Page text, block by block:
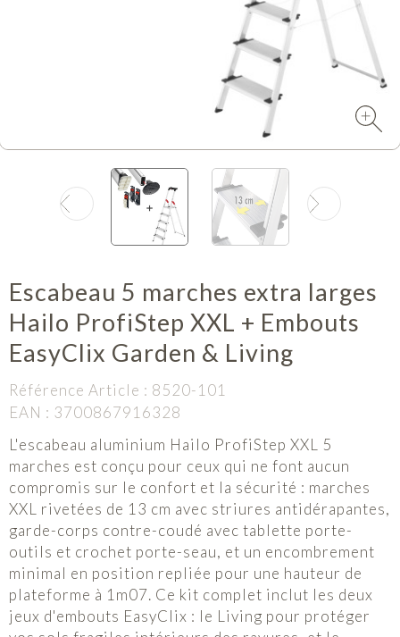
Escabeau 5 marches extra larges
Hailo ProfiStep XXL + Embouts
EasyClix Garden & Living
Référence Article : 8520-101
EAN : 3700867916328
L'escabeau aluminium Hailo ProfiStep XXL 5
marches est conçu pour ceux qui ne font aucun
compromis sur le confort et la sécurité : marches
XXL rivetées de 13 cm avec striures antidérapantes,
garde-corps contre-coudé avec tablette porte-
outils et crochet porte-seau, et un encombrement
minimal en position repliée pour une hauteur de
plateforme à 1m07. Ce kit complet inclut les deux
jeux d'embouts EasyClix : le Living pour protéger